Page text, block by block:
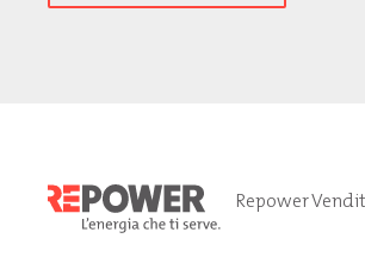
Repower